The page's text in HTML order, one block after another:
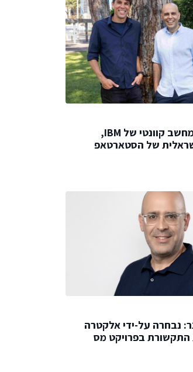
לראשונה בעולם: מחשב קוונטי של IBM,
של הסטארטאפ
נבחרה על-ידי אלקטרה
בפרויקט מס